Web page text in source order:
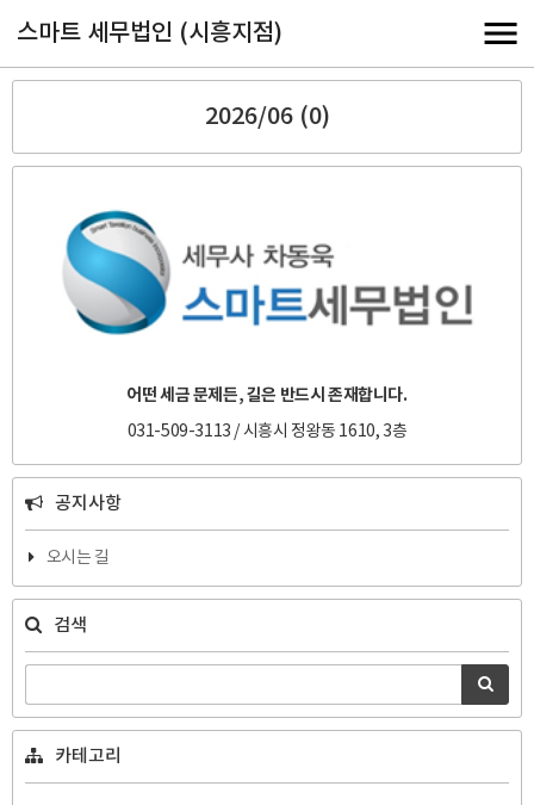
스마트 세무법인 (시흥지점)
2026/06 (0)
어떤 세금 문제든, 길은 반드시 존재합니다.
031-509-3113 / 시흥시 정왕동 1610, 3층
공지사항
오시는 길
검색
카테고리